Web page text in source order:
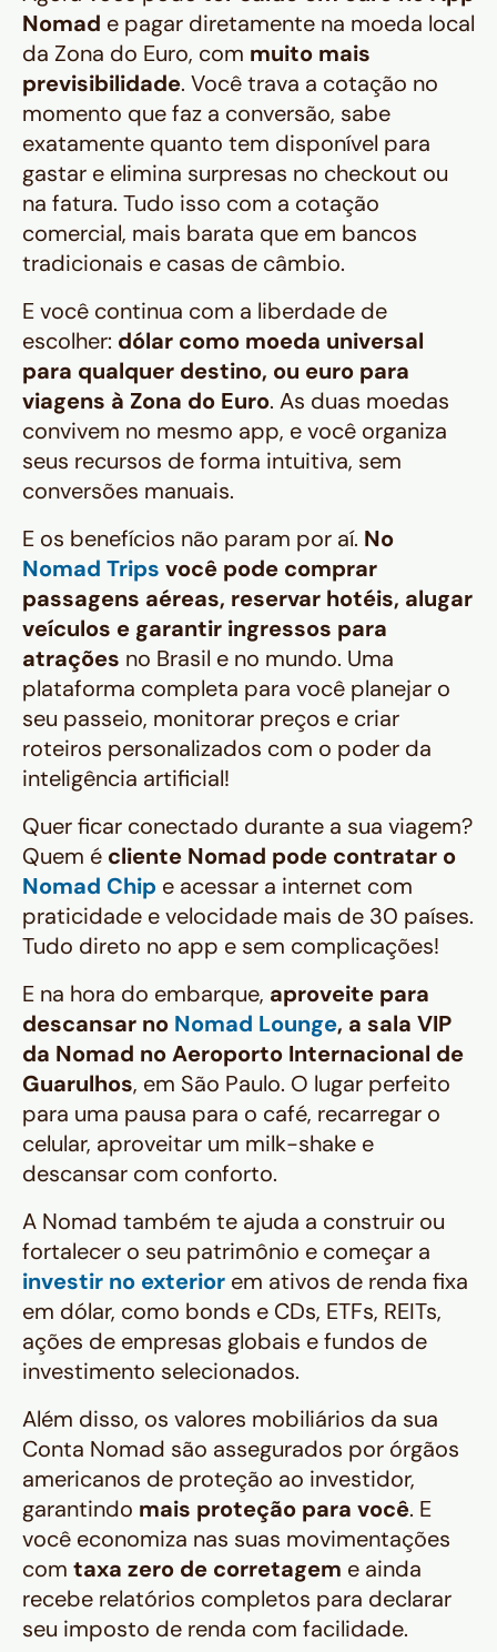
Nomad e pagar diretamente na moeda local
da Zona do Euro, com muito mais
previsibilidade. Você trava a cotação no
momento que faz a conversão, sabe
exatamente quanto tem disponível para
gastar e elimina surpresas no checkout ou
na fatura. Tudo isso com a cotação
comercial, mais barata que em bancos
tradicionais e casas de câmbio.
E você continua com a liberdade de
escolher: dólar como moeda universal
para qualquer destino, ou euro para
viagens à Zona do Euro. As duas moedas
convivem no mesmo app, e você organiza
seus recursos de forma intuitiva, sem
conversões manuais.
E os benefícios não param por aí. No
Nomad Trips você pode comprar
passagens aéreas, reservar hotéis, alugar
veículos e garantir ingressos para
atrações no Brasil e no mundo. Uma
plataforma completa para você planejar o
seu passeio, monitorar preços e criar
roteiros personalizados com o poder da
inteligência artificial!
Quer ficar conectado durante a sua viagem?
Quem é cliente Nomad pode contratar o
Nomad Chip e acessar a internet com
praticidade e velocidade mais de 30 países.
Tudo direto no app e sem complicações!
E na hora do embarque, aproveite para
descansar no Nomad Lounge, a sala VIP
da Nomad no Aeroporto Internacional de
Guarulhos, em São Paulo. O lugar perfeito
para uma pausa para o café, recarregar o
celular, aproveitar um milk-shake e
descansar com conforto.
A Nomad também te ajuda a construir ou
fortalecer o seu patrimônio e começar a
investir no exterior em ativos de renda fixa
em dólar, como bonds e CDs, ETFs, REITs,
ações de empresas globais e fundos de
investimento selecionados.
Além disso, os valores mobiliários da sua
Conta Nomad são assegurados por órgãos
americanos de proteção ao investidor,
garantindo mais proteção para você. E
você economiza nas suas movimentações
com taxa zero de corretagem e ainda
recebe relatórios completos para declarar
seu imposto de renda com facilidade.